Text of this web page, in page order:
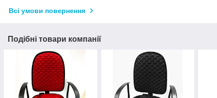
Всі умови повернення
Подібні товари компанії